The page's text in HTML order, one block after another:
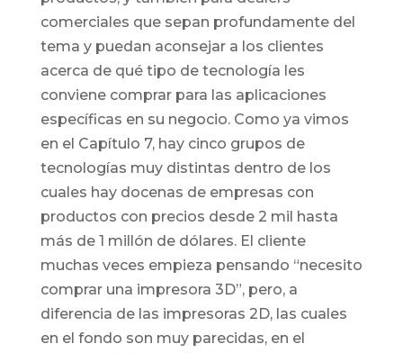
comerciales que sepan profundamente del
tema y puedan aconsejar a los clientes
acerca de qué tipo de tecnología les
conviene comprar para las aplicaciones
específicas en su negocio. Como ya vimos
en el Capítulo 7, hay cinco grupos de
tecnologías muy distintas dentro de los
cuales hay docenas de empresas con
productos con precios desde 2 mil hasta
más de 1 millón de dólares. El cliente
muchas veces empieza pensando “necesito
comprar una impresora 3D”, pero, a
diferencia de las impresoras 2D, las cuales
en el fondo son muy parecidas, en el